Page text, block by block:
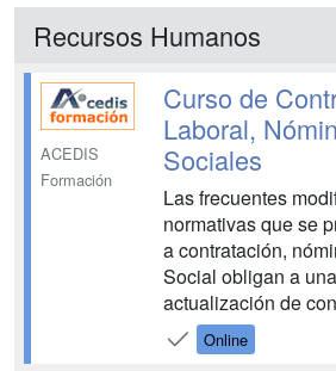
Recursos Humanos
ACEDIS
Formación
Curso de
Laboral,
Sociales
Las frecuentes
normativas que se
a contratación,
Social obligan a
actualización de
parte de los
ocupan de estos
Online